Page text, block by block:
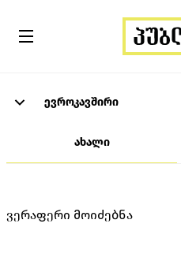
ევროკავშირი
ახალი
ვერაფერი მოიძებნა